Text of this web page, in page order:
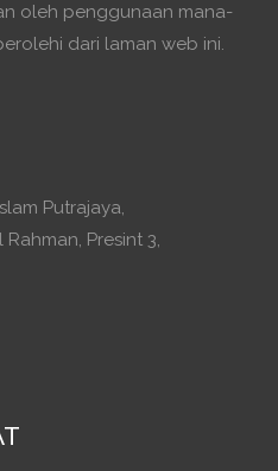
oleh penggunaan mana-
dari laman web ini.
Putrajaya,
Presint 3,